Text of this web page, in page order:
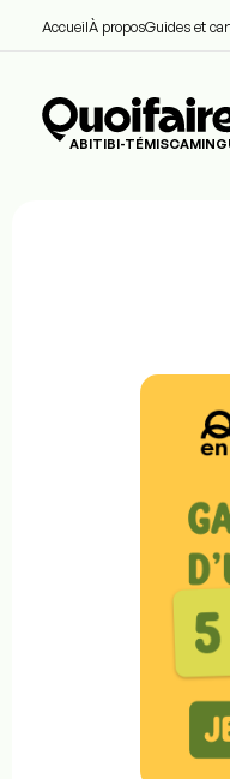
AccueilÀ proposGuides et
ABITIBI-